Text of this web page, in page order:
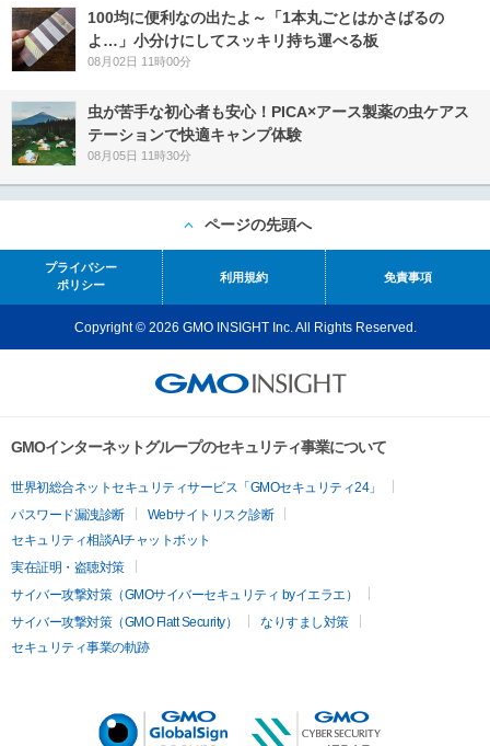
100均に便利なの出たよ～「1本丸ごとはかさばるの
よ…」小分けにしてスッキリ持ち運べる板
08月02日 11時00分
虫が苦手な初心者も安心！PICA×アース製薬の虫ケアス
テーションで快適キャンプ体験
08月05日 11時30分
ページの先頭へ
プライバシー
ポリシー
利用規約 免責事項
Copyright © 2026 GMO INSIGHT Inc. All Rights Reserved.
GMOインターネットグループのセキュリティ事業について
世界初総合ネットセキュリティサービス「GMOセキュリティ24」
パスワード漏洩診断
Webサイトリスク診断
セキュリティ相談AIチャットボット
実在証明・盗聴対策
サイバー攻撃対策（GMOサイバーセキュリティ byイエラエ）
サイバー攻撃対策（GMO Flatt Security）
なりすまし対策
セキュリティ事業の軌跡